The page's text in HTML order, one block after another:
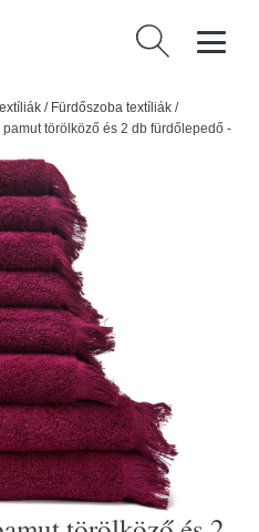
Keresés:
/ Fürdőszoba textíliák /
törölköző és 2 db fürdőlepedő -